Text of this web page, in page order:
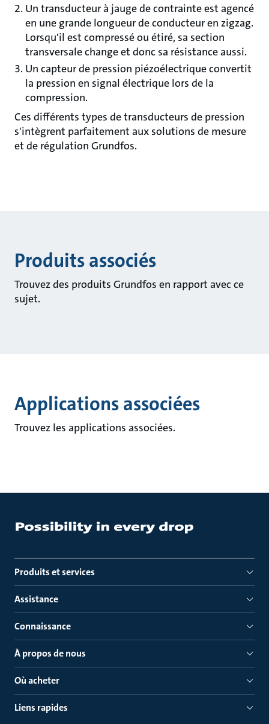
Un transducteur à jauge de contrainte est agencé
en une grande longueur de conducteur en zigzag.
Lorsqu'il est compressé ou étiré, sa section
transversale change et donc sa résistance aussi.
Un capteur de pression piézoélectrique convertit
la pression en signal électrique lors de la
compression.
Ces différents types de transducteurs de pression
s'intègrent parfaitement aux solutions de mesure
et de régulation Grundfos.
Produits associés
Trouvez des produits Grundfos en rapport avec ce
sujet.
Applications associées
Trouvez les applications associées.
Produits et services
Assistance
Connaissance
À propos de nous
Où acheter
Liens rapides